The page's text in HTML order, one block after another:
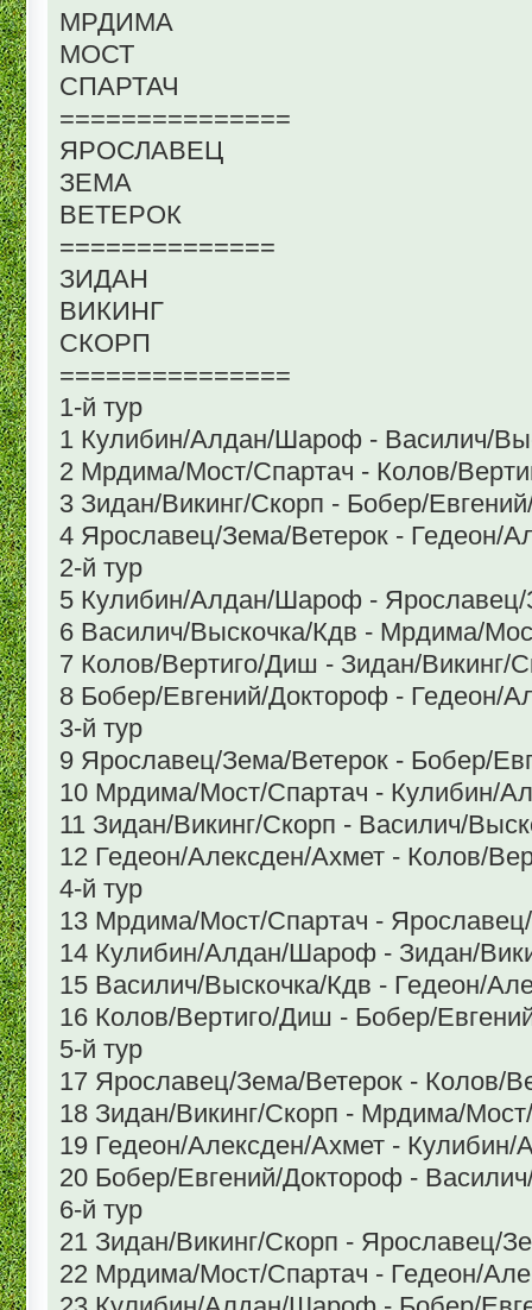
МРДИМА
МОСТ
СПАРТАЧ
===============
ЯРОСЛАВЕЦ
ЗЕМА
ВЕТЕРОК
==============
ЗИДАН
ВИКИНГ
СКОРП
===============
1-й тур
1 Кулибин/Алдан/Шароф - Василич/
2 Мрдима/Мост/Спартач - Колов/
3 Зидан/Викинг/Скорп - Бобер/
4 Ярославец/Зема/Ветерок - Гедеон/
2-й тур
5 Кулибин/Алдан/Шароф - Ярославец/
6 Василич/Выскочка/Кдв - Мрдима/
7 Колов/Вертиго/Диш - Зидан/Викинг/
8 Бобер/Евгений/Доктороф - Гедеон/
3-й тур
9 Ярославец/Зема/Ветерок - Бобер/
10 Мрдима/Мост/Спартач - Кулибин/
11 Зидан/Викинг/Скорп - Василич/
12 Гедеон/Алексден/Ахмет - Колов/
4-й тур
13 Мрдима/Мост/Спартач -
14 Кулибин/Алдан/Шароф - Зидан/
15 Василич/Выскочка/Кдв - Гедеон/
16 Колов/Вертиго/Диш - Бобер/
5-й тур
17 Ярославец/Зема/Ветерок - Колов/
18 Зидан/Викинг/Скорп - Мрдима/
19 Гедеон/Алексден/Ахмет -
20 Бобер/Евгений/Доктороф -
6-й тур
21 Зидан/Викинг/Скорп - Ярославец/
22 Мрдима/Мост/Спартач - Гедеон/